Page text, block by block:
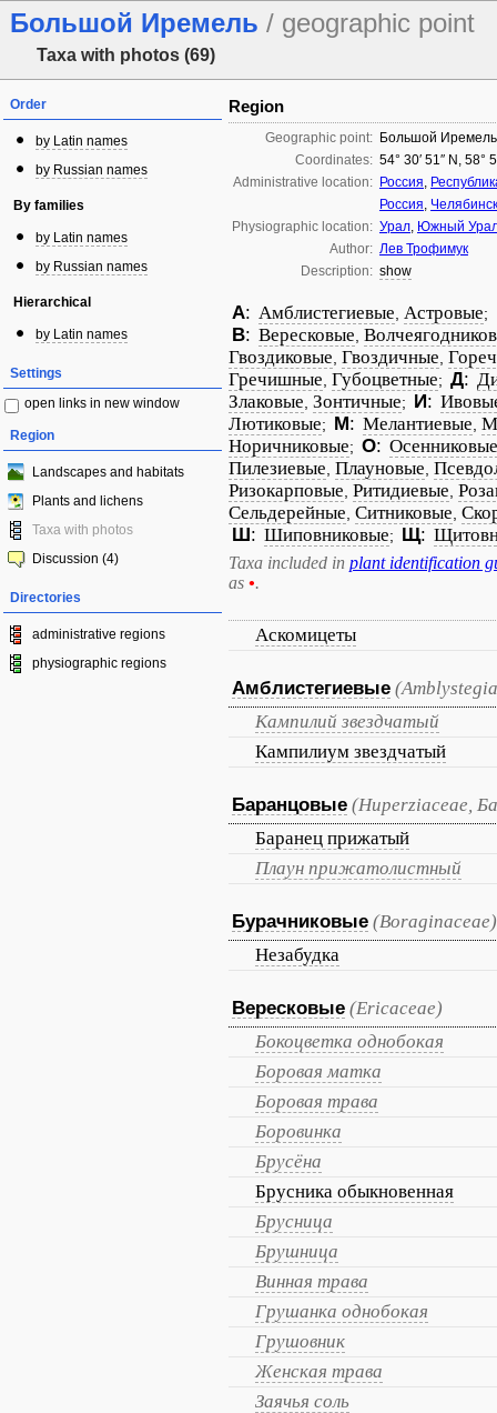
Большой Иремель / geographic point
Taxa with photos (69)
Order
by Latin names
by Russian names
By families
by Latin names
by Russian names
Hierarchical
by Latin names
Settings
open links in new window
Region
Landscapes and habitats
Plants and lichens
Taxa with photos
Discussion (4)
Directories
administrative regions
physiographic regions
Region
Geographic point: Большой Иремель
Coordinates: 54° 30′ 51″ N, 58°
Administrative location: Россия,
Россия,
Physiographic location: Урал, Южный
Author: Лев Трофимук
Description: show
А: Амблистегиевые Астровые;
В: Вересковые
Гвоздиковые Гвоздичные
Гречишные Губоцветные; Д:
Злаковые Зонтичные; И:
Лютиковые; М: Мелантиевые
Норичниковые; О: Осенниковые
Пилезиевые Плауновые
Ризокарповые Ритидиевые
Сельдерейные Ситниковые
Ш: Шиповниковые; Щ:
Taxa included in plant identification
as •.
Аскомицеты
Амблистегиевые
Кампилий звездчатый
Кампилиум звездчатый
Баранцовые (Huperziaceae,
Баранец прижатый
Плаун прижатолистный
Бурачниковые (Boraginaceae)
Незабудка
Вересковые (Ericaceae)
Бокоцветка однобокая
Боровая матка
Боровая трава
Боровинка
Брусёна
Брусника обыкновенная
Брусница
Брушница
Винная трава
Грушанка однобокая
Грушовник
Женская трава
Заячья соль